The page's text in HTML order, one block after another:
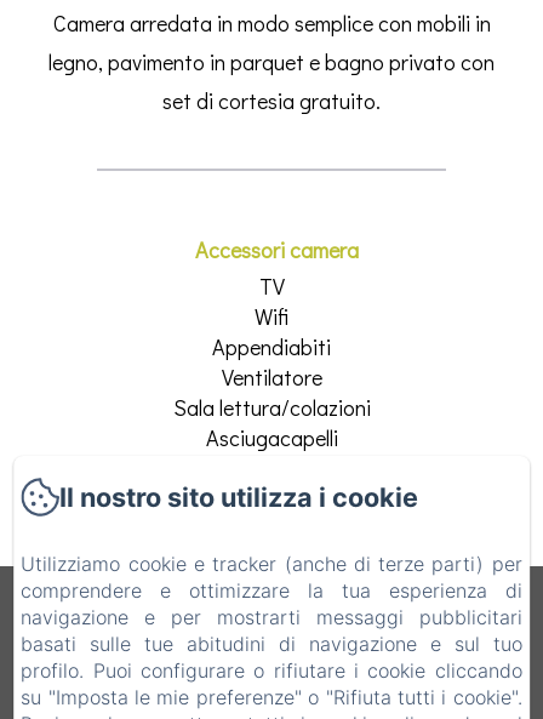
Camera arredata in modo semplice con mobili in
legno, pavimento in parquet e bagno privato con
set di cortesia gratuito.
Accessori camera
TV
Wifi
Appendiabiti
Ventilatore
Sala lettura/colazioni
Asciugacapelli
Vedi tutti i servizi
B&B Vecchio Torchio
Informativa PrivacyNote legali Informazioni sui cookie
Via Vittorio Emanuele 28, Bard, 11020, Italia
Il nostro sito utilizza i cookie
Utilizziamo cookie e tracker (anche di terze parti) per
comprendere e ottimizzare la tua esperienza di
navigazione e per mostrarti messaggi pubblicitari
basati sulle tue abitudini di navigazione e sul tuo
profilo. Puoi configurare o rifiutare i cookie cliccando
su "Imposta le mie preferenze" o "Rifiuta tutti i cookie".